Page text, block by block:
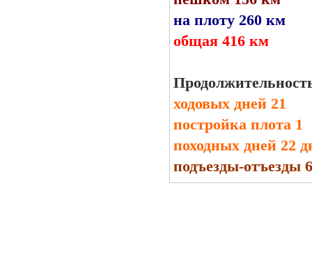
на плоту 260 км
общая 416 км
ходовых дней 21
постройка плота 1
походных дней 22
подъезды-отъезды